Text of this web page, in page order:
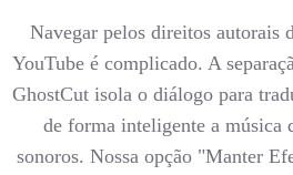
Navegar pelos direitos autorais
YouTube é complicado. A
GhostCut isola o diálogo para
de forma inteligente a música
sonoros. Nossa opção "Manter